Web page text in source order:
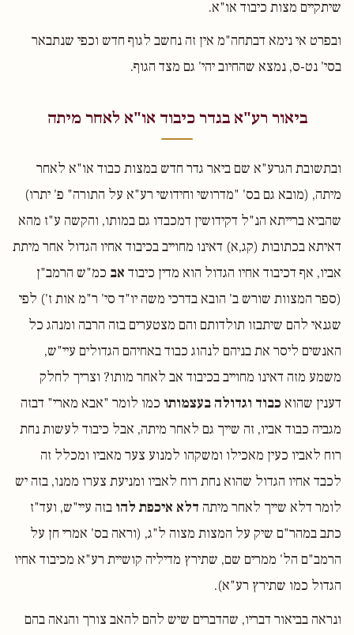
שיתקיים מצות כיבוד או"א.
ובפרט אי נימא דבתחה"מ אין זה נחשב לגוף חדש וכפי שנתבאר
בסי' נט-ס, נמצא שהחיוב יהי' גם מצד הגוף.
ביאור רע"א בגדר כיבוד או"א לאחר מיתה
ובתשובת הגרע"א שם ביאר גדר חדש במצות כבוד או"א לאחר
מיתה, (מובא גם בס' "מדרושי וחידושי רע"א על התורה" פ' יתרו)
שהביא ברייתא הנ"ל דקידושין דמכבדו גם במותו, והקשה ע"ז מהא
דאיתא בכתובות (קג,א) דאינו מחוייב בכיבוד אחיו הגדול אחר מיתת
אביו, אף דכיבוד אחיו הגדול הוא מדין כיבוד אב כמ"ש הרמב"ן
(ספר המצוות שורש ב' הובא בדרכי משה יו"ד סי' ר"מ אות ז') לפי
שגנאי להם שיתבזו תולדותם והם מצטערים בזה הרבה ומנהג כל
האנשים ליסר את בניהם לנהוג כבוד באחיהם הגדולים עיי"ש,
משמע מזה דאינו מחוייב בכיבוד אב לאחר מותו? וצריך לחלק
דענין שהוא כבוד וגדולה בעצמותו כמו לומר "אבא מארי" דבזה
מגביה כבוד אביו, זה שייך גם לאחר מיתה, אבל כיבוד לעשות נחת
רוח לאביו כעין מאכילו ומשקהו למנוע צער מאביו ומכלל זה
לכבד אחיו הגדול שהוא נחת רוח לאביו ומניעת צערו ממנו, בזה יש
לומר דלא שייך לאחר מיתה דלא איכפת להו בזה עיי"ש, ועד"ז
כתב במהר"ם שיק על המצות מצוה ל"ג, (וראה בס' אמרי חן על
הרמב"ם הל' ממרים שם, שתירץ מדיליה קושיית רע"א מכיבוד אחיו
הגדול כמו שתירץ רע"א).
ונראה בביאור דבריו, שהדברים שיש להם להאב צורך והנאה בהם